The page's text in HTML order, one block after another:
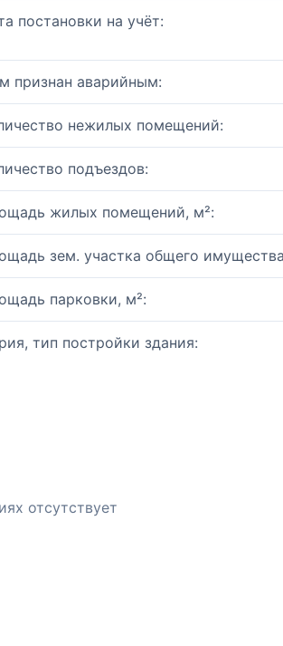
постановки на учёт:
признан аварийным:
нежилых помещений:
подъездов:
жилых помещений, м²:
зем. участка общего
парковки, м²:
тип постройки здания:
отсутствует